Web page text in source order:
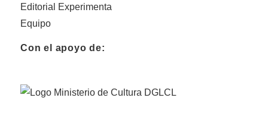
Editorial Experimenta
Equipo
Con el apoyo de: